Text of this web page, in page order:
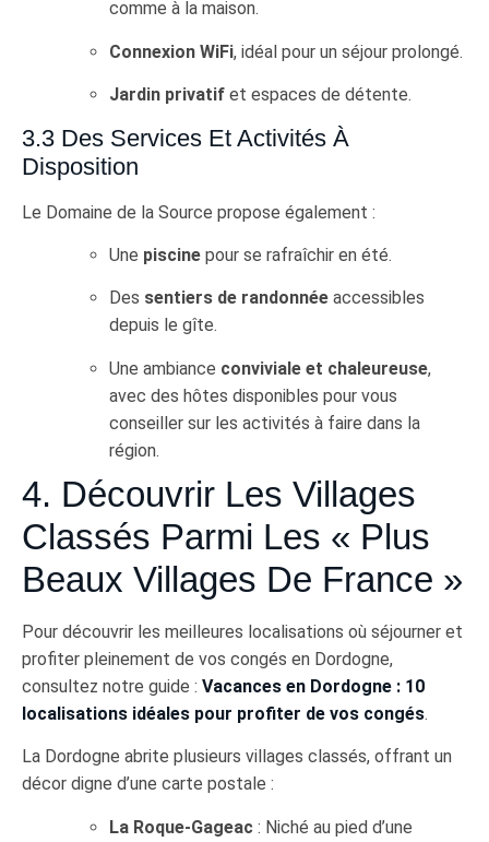
comme à la maison.
Connexion WiFi, idéal pour un séjour prolongé.
Jardin privatif et espaces de détente.
3.3 Des Services Et Activités À
Disposition
Le Domaine de la Source propose également :
Une piscine pour se rafraîchir en été.
Des sentiers de randonnée accessibles
depuis le gîte.
Une ambiance conviviale et chaleureuse,
avec des hôtes disponibles pour vous
conseiller sur les activités à faire dans la
région.
4. Découvrir Les Villages
Classés Parmi Les « Plus
Beaux Villages De France »
Pour découvrir les meilleures localisations où séjourner et
profiter pleinement de vos congés en Dordogne,
consultez notre guide : Vacances en Dordogne : 10
localisations idéales pour profiter de vos congés.
La Dordogne abrite plusieurs villages classés, offrant un
décor digne d’une carte postale :
La Roque-Gageac : Niché au pied d’une